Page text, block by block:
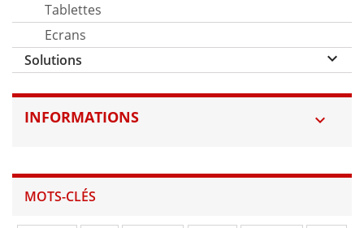
Tablettes
Ecrans
Solutions
keyboard_arrow_down
INFORMATIONS 
MOTS-CLÉS